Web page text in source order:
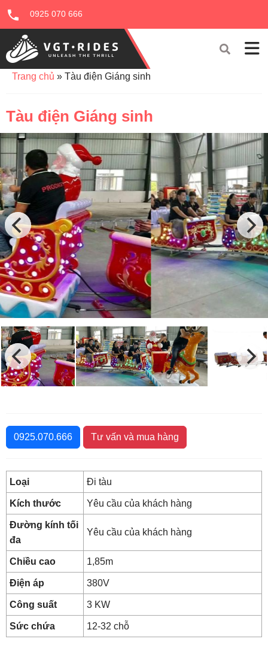
0925 070 666
Trang chủ » Tàu điện Giáng sinh
Tàu điện Giáng sinh
0925.070.666 Tư vấn và mua hàng
Loại Đi tàu
Kích thước Yêu cầu của khách hàng
Đường kính tối
đa
Yêu cầu của khách hàng
Chiều cao 1,85m
Điện áp 380V
Công suất 3 KW
Sức chứa 12-32 chỗ